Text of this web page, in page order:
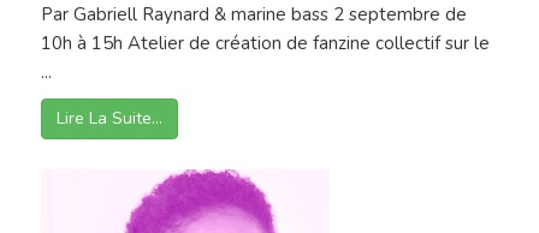
Par Gabriell Raynard & marine bass 2 septembre de
10h à 15h Atelier de création de fanzine collectif sur le
...
Lire La Suite…